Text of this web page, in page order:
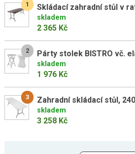
1
skladem
2 365 Kč
2 Párty stolek BISTRO vč.
skladem
1 976 Kč
3 Zahradní skládací stůl,
skladem
3 258 Kč